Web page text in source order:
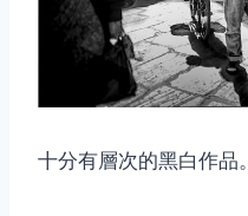
十分有層次的黑白作品。